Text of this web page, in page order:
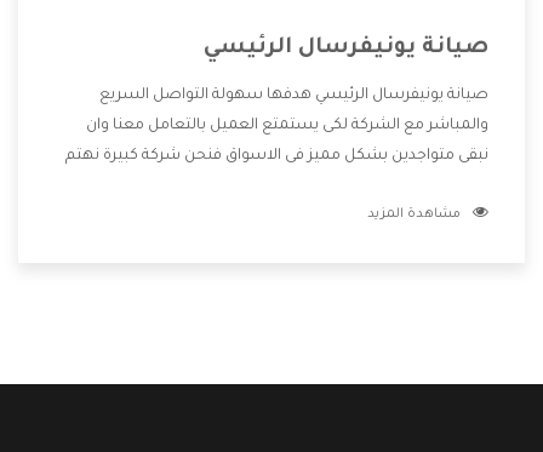
صيانة يونيفرسال الرئيسي
صيانة يونيفرسال الرئيسي هدفها سهولة التواصل السريع
والمباشر مع الشركة لكى يستمتع العميل بالتعامل معنا وان
نبقى متواجدين بشكل مميز فى الاسواق فنحن شركة كبيرة نهتم
الشركة بها والتى تكون منها خدمة الصيانة التى تكون من أهم
مشاهدة المزيد